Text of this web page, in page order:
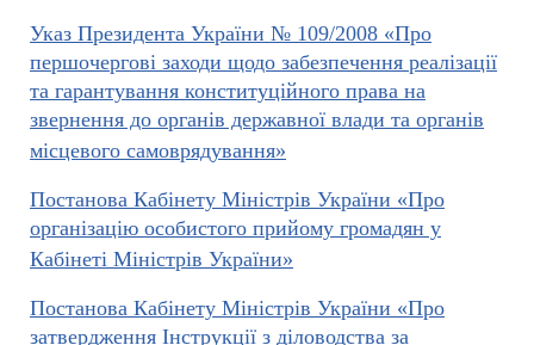
Указ Президента України № 109/2008 «Про
першочергові заходи щодо забезпечення реалізації
та гарантування конституційного права на
звернення до органів державної влади та органів
місцевого самоврядування»
Постанова Кабінету Міністрів України «Про
організацію особистого прийому громадян у
Кабінеті Міністрів України»
Постанова Кабінету Міністрів України «Про
затвердження Інструкції з діловодства за